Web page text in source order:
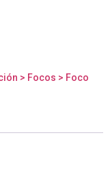
> Focos > Foco